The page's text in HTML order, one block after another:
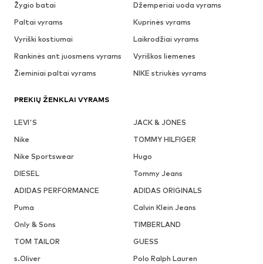
Žygio batai
Džemperiai uoda vyrams
Paltai vyrams
Kuprinės vyrams
Vyriški kostiumai
Laikrodžiai vyrams
Rankinės ant juosmens vyrams
Vyriškos liemenes
Žieminiai paltai vyrams
NIKE striukės vyrams
PREKIŲ ŽENKLAI VYRAMS
LEVI'S
JACK & JONES
Nike
TOMMY HILFIGER
Nike Sportswear
Hugo
DIESEL
Tommy Jeans
ADIDAS PERFORMANCE
ADIDAS ORIGINALS
Puma
Calvin Klein Jeans
Only & Sons
TIMBERLAND
TOM TAILOR
GUESS
s.Oliver
Polo Ralph Lauren